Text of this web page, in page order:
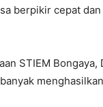
berpikir cepat
STIEM